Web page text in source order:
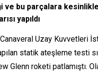
ve bu parçalara
yapıldı
Uzay Kuvvetleri
statik ateşleme testi
Glenn roketi patlamıştı.